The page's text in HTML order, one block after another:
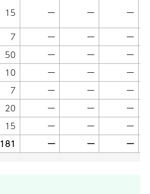
15 ー ー
ー
7 ー ー
ー
50 ー ー
ー
10 ー ー
ー
7 ー ー
ー
20 ー ー
ー
15 ー ー
ー
181 ー ー ー